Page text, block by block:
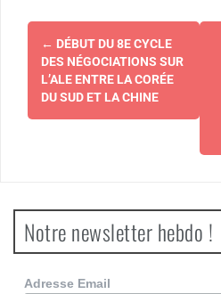
Navigation
d'article
← DÉBUT DU 8E CYCLE
DES NÉGOCIATIONS SUR
L’ALE ENTRE LA CORÉE
DU SUD ET LA CHINE
Notre newsletter hebdo !
Adresse Email